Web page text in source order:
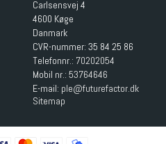
Carlsensvej 4
4600 Køge
Danmark
CVR-nummer: 35 84 25 86
Telefonnr.: 70202054
Mobil nr.: 53764646
E-mail: ple@futurefactor.dk
Sitemap